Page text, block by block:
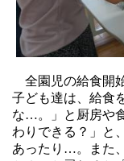
全園児の給食開
子ども達は、給食
な…。」と厨房や
わりできる？」と
あったり…。また